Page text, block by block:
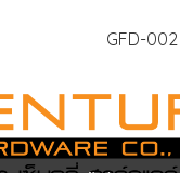
GFD-002